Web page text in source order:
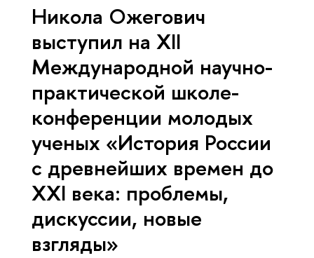
Никола Ожегович
выступил на XII
Международной научно-
практической школе-
конференции молодых
ученых «История России
с древнейших времен до
XXI века: проблемы,
дискуссии, новые
взгляды»